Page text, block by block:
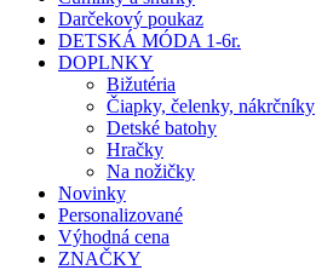
Darčekový poukaz
DETSKÁ MÓDA 1-6r.
DOPLNKY
Bižutéria
Čiapky, čelenky, nákrčníky
Detské batohy
Hračky
Na nožičky
Novinky
Personalizované
Výhodná cena
ZNAČKY